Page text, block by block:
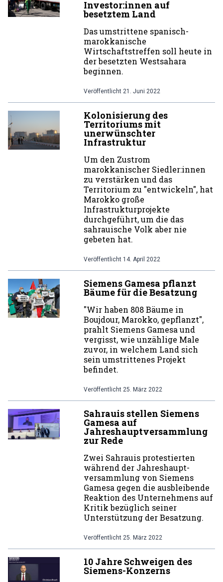
Investor:innen auf
besetztem Land
Das umstrittene spanisch-
marokkanische
Wirtschaftstreffen soll heute in
der besetzten Westsahara
beginnen.
Veröffentlicht 21. Juni 2022
Kolonisierung des
Territoriums mit
unerwünschter
Infrastruktur
Um den Zustrom
marokkanischer Siedler:innen
zu verstärken und das
Territorium zu "entwickeln", hat
Marokko große
Infrastrukturprojekte
durchgeführt, um die das
sahrauische Volk aber nie
gebeten hat.
Veröffentlicht 14. April 2022
Siemens Gamesa pflanzt
Bäume für die Besatzung
"Wir haben 808 Bäume in
Boujdour, Marokko, gepflanzt",
prahlt Siemens Gamesa und
vergisst, wie unzählige Male
zuvor, in welchem Land sich
sein umstrittenes Projekt
befindet.
Veröffentlicht 25. März 2022
Sahrauis stellen Siemens
Gamesa auf
Jahreshauptversammlung
zur Rede
Zwei Sahrauis protestierten
während der Jahreshaupt-
versammlung von Siemens
Gamesa gegen die ausbleibende
Reaktion des Unternehmens auf
Kritik bezüglich seiner
Unterstützung der Besatzung.
Veröffentlicht 25. März 2022
10 Jahre Schweigen des
Siemens-Konzerns